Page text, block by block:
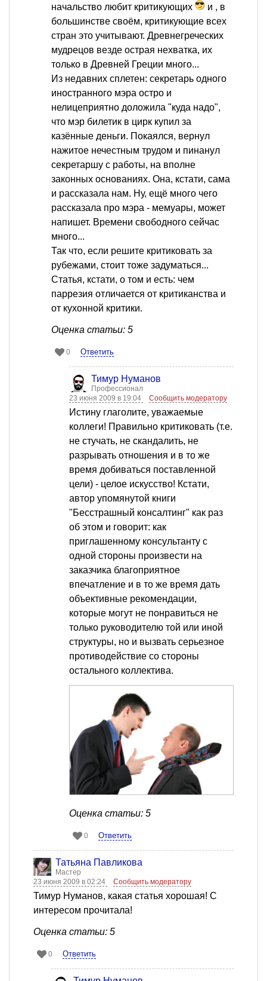
начальство любит критикующих
и , в
большинстве своём, критикующие всех
стран это учитывают. Древнегреческих
мудрецов везде острая нехватка, их
только в Древней Греции много...
Из недавних сплетен: секретарь одного
иностранного мэра остро и
нелицеприятно доложила "куда надо",
что мэр билетик в цирк купил за
казённые деньги. Покаялся, вернул
нажитое нечестным трудом и пинанул
секретаршу с работы, на вполне
законных основаниях. Она, кстати, сама
и рассказала нам. Ну, ещё много чего
рассказала про мэра - мемуары, может
напишет. Времени свободного сейчас
много...
Так что, если решите критиковать за
рубежами, стоит тоже задуматься...
Статья, кстати, о том и есть: чем
паррезия отличается от критиканства и
от кухонной критики.
Оценка статьи: 5
0 Ответить
Тимур Нуманов
Профессионал
23 июня 2009 в 19:04
Сообщить модератору
Истину глаголите, уважаемые
коллеги! Правильно критиковать (т.е.
не стучать, не скандалить, не
разрывать отношения и в то же
время добиваться поставленной
цели) - целое искусство! Кстати,
автор упомянутой книги
"Бесстрашный консалтинг" как раз
об этом и говорит: как
приглашенному консультанту с
одной стороны произвести на
заказчика благоприятное
впечатление и в то же время дать
объективные рекомендации,
которые могут не понравиться не
только руководителю той или иной
структуры, но и вызвать серьезное
противодействие со стороны
остального коллектива.
Оценка статьи: 5
0 Ответить
Татьяна Павликова
Мастер
23 июня 2009 в 02:24
Сообщить модератору
Тимур Нуманов, какая статья хорошая! С
интересом прочитала!
Оценка статьи: 5
0 Ответить